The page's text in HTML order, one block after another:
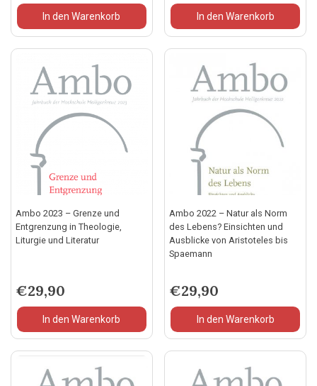
In den Warenkorb In den Warenkorb
Ambo 2023 – Grenze und
Entgrenzung in Theologie,
Liturgie und Literatur
€29,90
In den Warenkorb
Ambo 2022 – Natur als Norm
des Lebens? Einsichten und
Ausblicke von Aristoteles bis
Spaemann
€29,90
In den Warenkorb